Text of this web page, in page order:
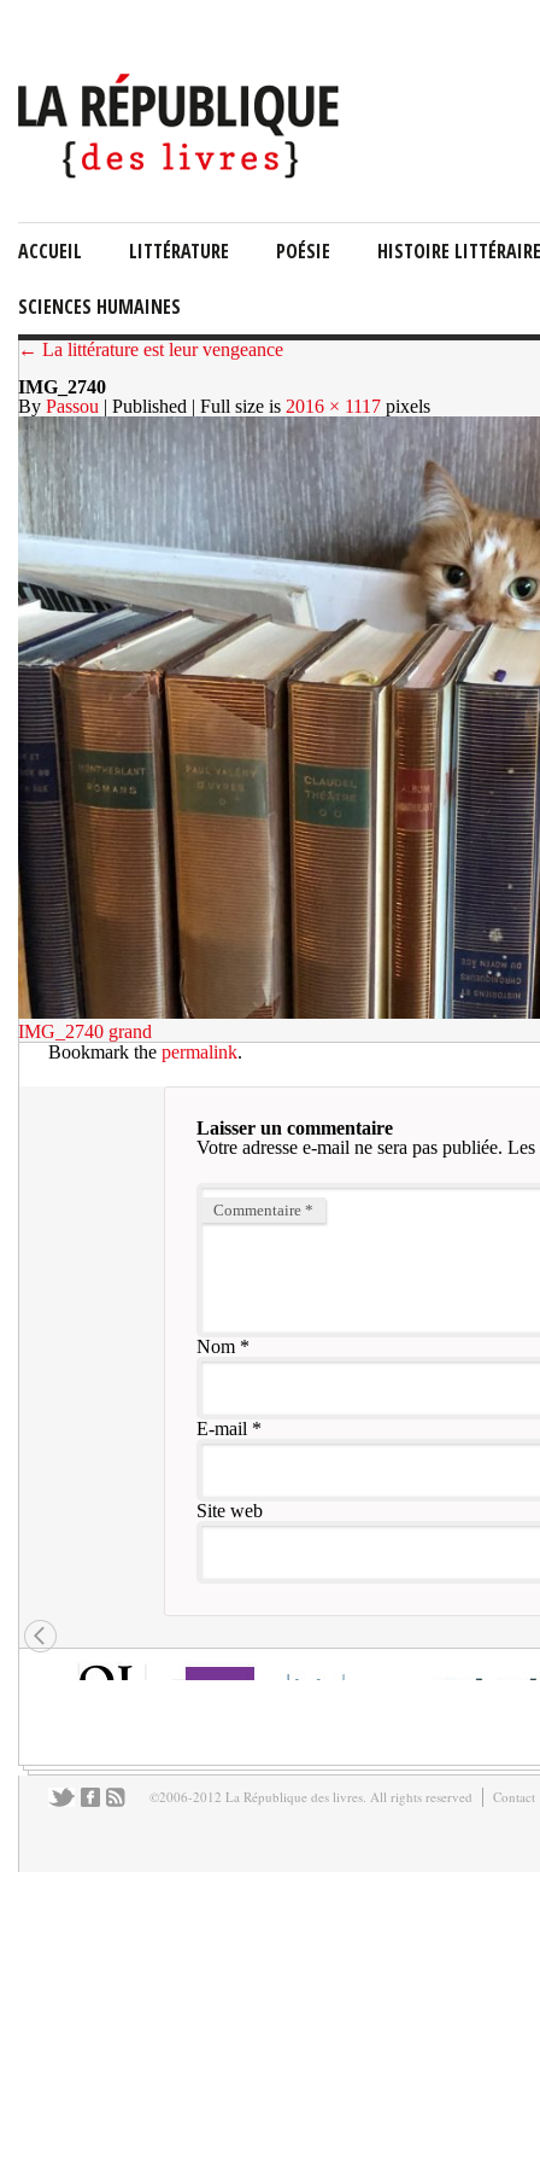
ACCUEIL LITTÉRATURE POÉSIE HISTOIRE LITTÉRAIRE
SCIENCES HUMAINES
← La littérature est leur vengeance
IMG_2740
By Passou | Published | Full size is 2016 × 1117 pixels
IMG_2740 grand
Bookmark the permalink.
Laisser un commentaire
Votre adresse e-mail ne sera pas publiée. Les
Commentaire *
Nom*
E-mail *
Site web
©2006-2012 La République des livres. All rights reserved Contact